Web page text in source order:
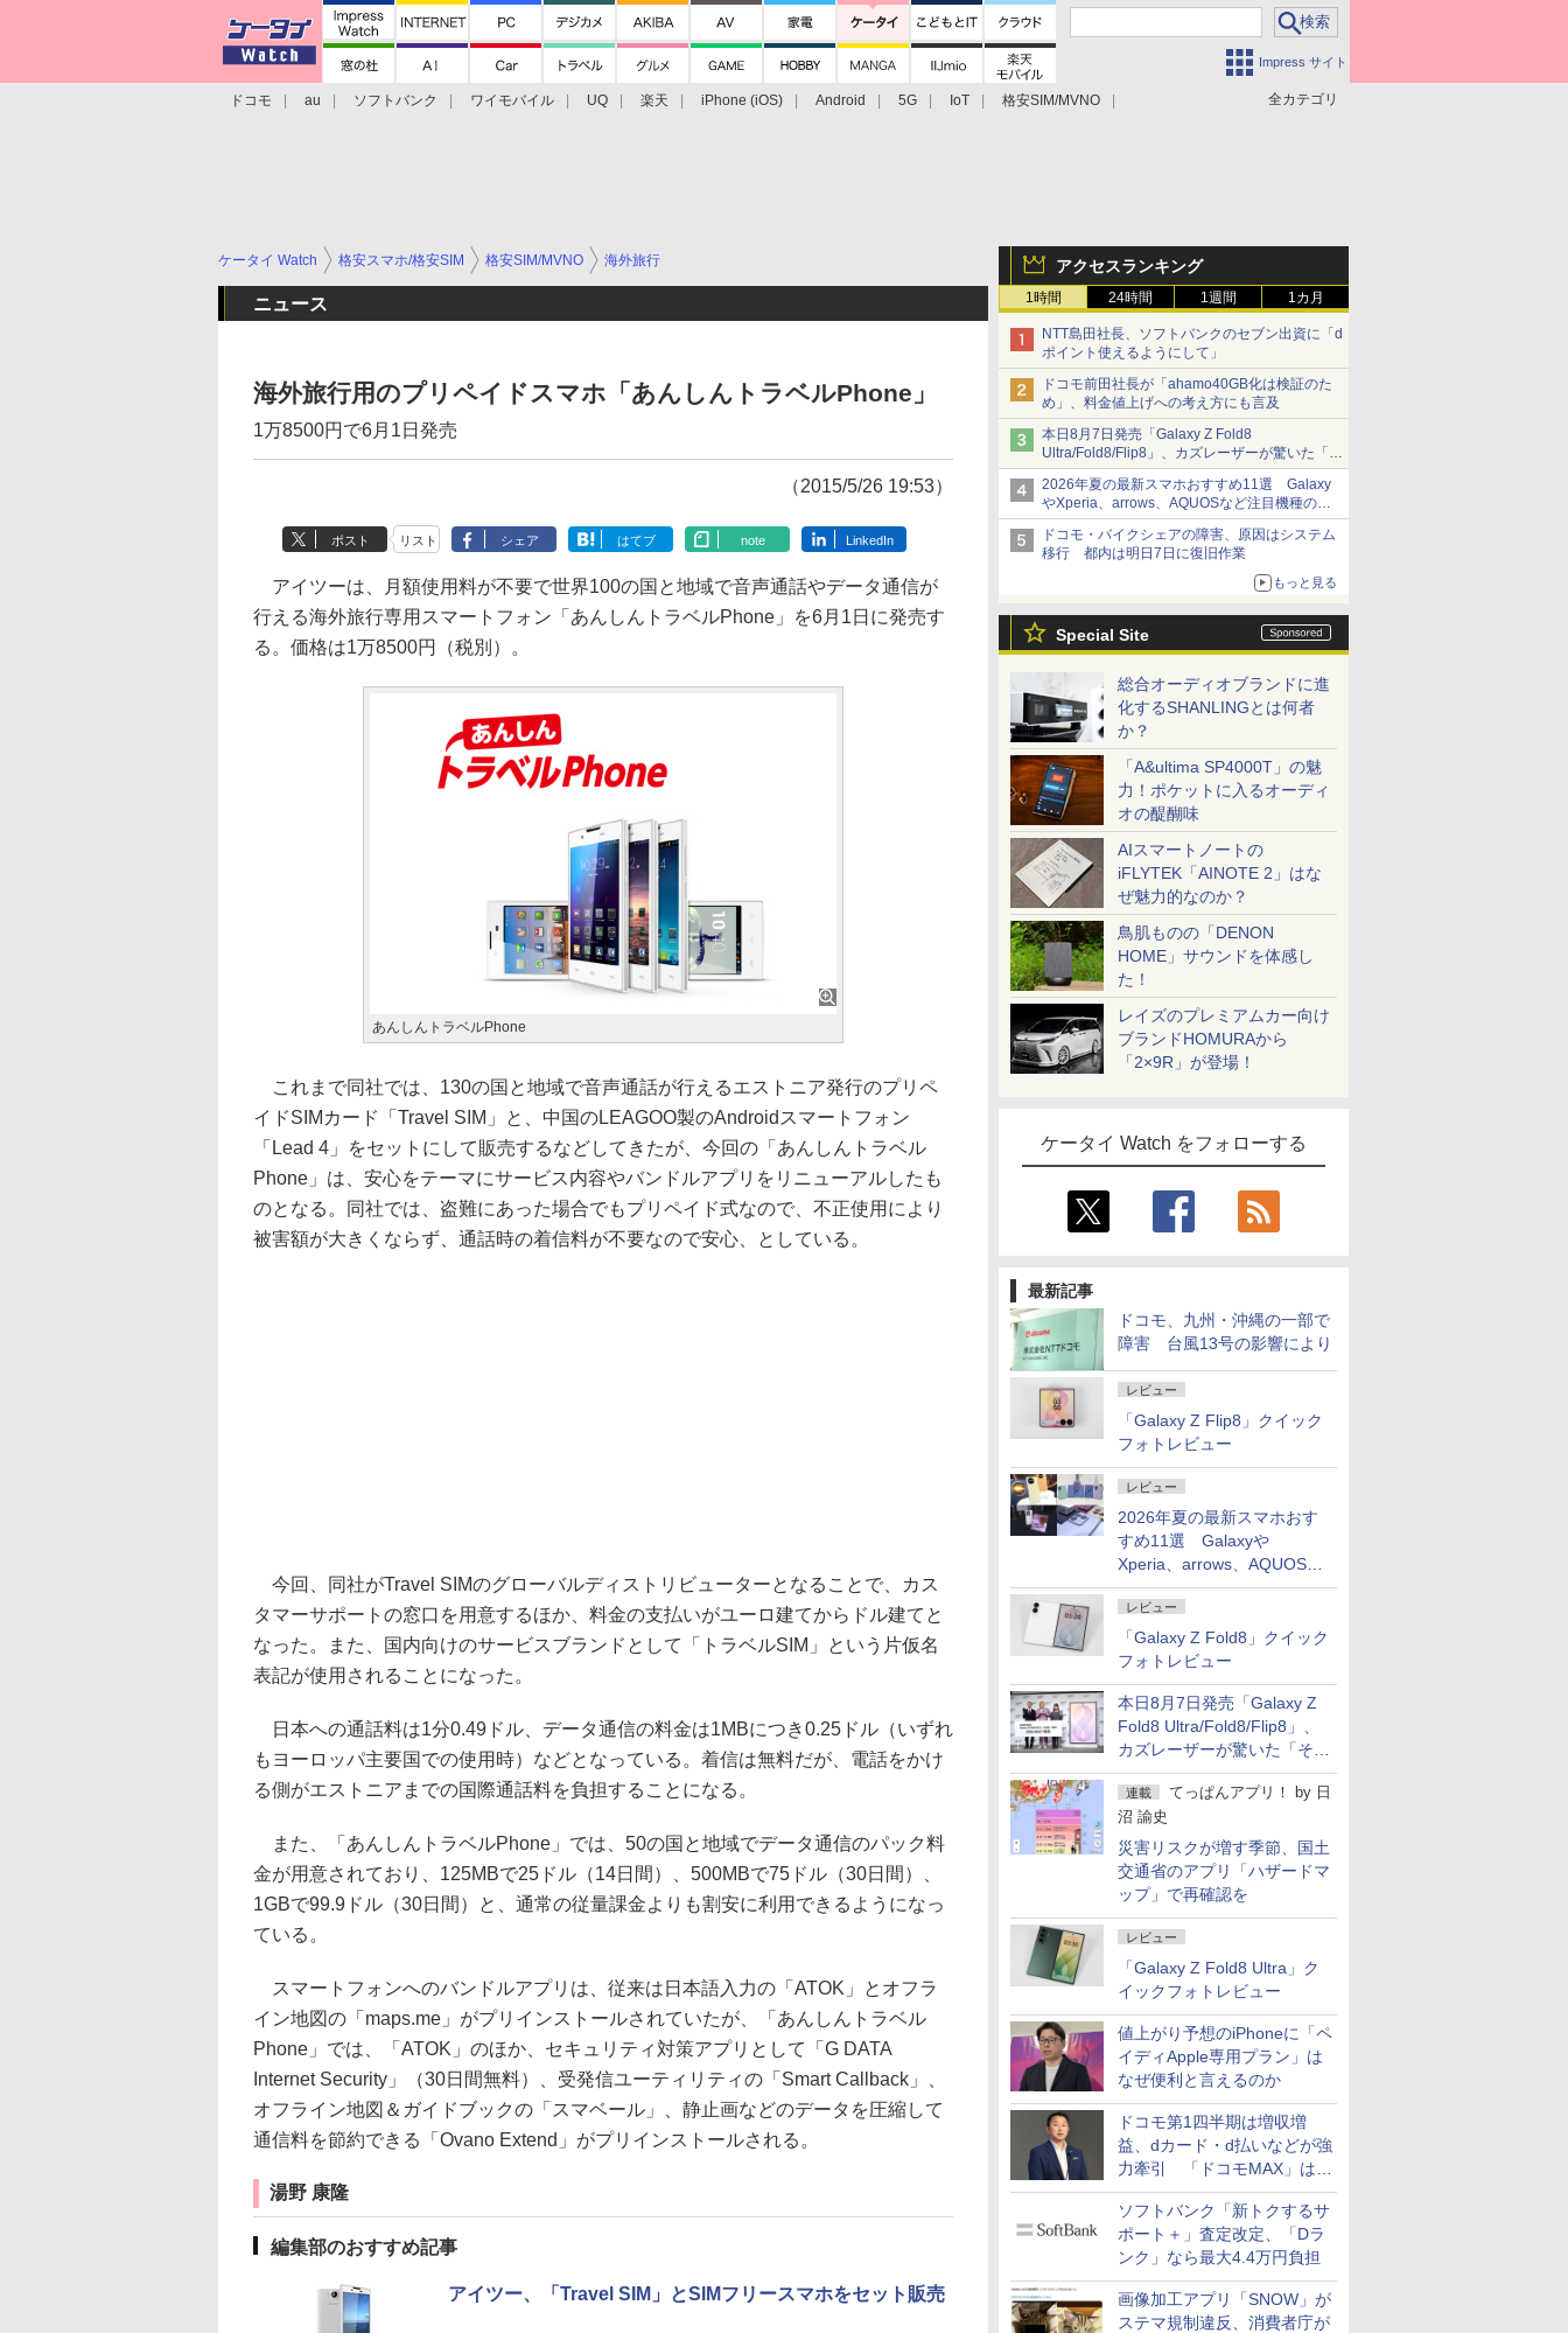
Impress サイト
全カテゴリ
ドコモ au ソフトバンク ワイモバイル UQ 楽天 iPhone (iOS) Android 5G IoT
格安SIM/MVNO
アクセスランキング
1時間 24時間 1週間 1カ月
NTT島田社長、ソフトバンクのセブン出資に「d
ポイント使えるようにして」
ドコモ前田社長が「ahamo40GB化は検証のた
め」、料金値上げへの考え方にも言及
本日8月7日発売「Galaxy Z Fold8
Ultra/Fold8/Flip8」、カズレーザーが驚いた「そ
ば屋のメニュー並みの薄さ」
2026年夏の最新スマホおすすめ11選 Galaxy
やXperia、arrows、AQUOSなど注目機種の特
徴は
ドコモ・バイクシェアの障害、原因はシステム
移行 都内は明日7日に復旧作業
もっと見る
Special Site
総合オーディオブランドに進
化するSHANLINGとは何者
か？
「A&ultima SP4000T」の魅
力！ポケットに入るオーディ
オの醍醐味
AIスマートノートの
iFLYTEK「AINOTE 2」はな
ぜ魅力的なのか？
鳥肌ものの「DENON
HOME」サウンドを体感し
た！
レイズのプレミアムカー向け
ブランドHOMURAから
「2×9R」が登場！
ケータイ Watch をフォローする
最新記事
ドコモ、九州・沖縄の一部で
障害 台風13号の影響により
レビュー
「Galaxy Z Flip8」クイック
フォトレビュー
レビュー
2026年夏の最新スマホおす
すめ11選 Galaxyや
Xperia、arrows、AQUOSな
ど注目機種の特徴は
レビュー
「Galaxy Z Fold8」クイック
フォトレビュー
本日8月7日発売「Galaxy Z
Fold8 Ultra/Fold8/Flip8」、
カズレーザーが驚いた「そば
屋のメニュー並みの薄さ」
連載 てっぱんアプリ！ by 日
沼 諭史
災害リスクが増す季節、国土
交通省のアプリ「ハザードマ
ップ」で再確認を
レビュー
「Galaxy Z Fold8 Ultra」ク
イックフォトレビュー
値上がり予想のiPhoneに「ペ
イディApple専用プラン」は
なぜ便利と言えるのか
ドコモ第1四半期は増収増
益、dカード・d払いなどが強
力牽引 「ドコモMAX」は
400万契約突破
ソフトバンク「新トクするサ
ポート＋」査定改定、「Dラ
ンク」なら最大4.4万円負担
画像加工アプリ「SNOW」が
ステマ規制違反、消費者庁が
ケータイ Watch 格安スマホ/格安SIM 格安SIM/MVNO 海外旅行
ニュース
海外旅行用のプリペイドスマホ「あんしんトラベルPhone」
1万8500円で6月1日発売
（2015/5/26 19:53）
ポスト リスト シェア はてブ note LinkedIn
アイツーは、月額使用料が不要で世界100の国と地域で音声通話やデータ通信が
行える海外旅行専用スマートフォン「あんしんトラベルPhone」を6月1日に発売す
る。価格は1万8500円（税別）。
あんしんトラベルPhone
これまで同社では、130の国と地域で音声通話が行えるエストニア発行のプリペ
イドSIMカード「Travel SIM」と、中国のLEAGOO製のAndroidスマートフォン
「Lead 4」をセットにして販売するなどしてきたが、今回の「あんしんトラベル
Phone」は、安心をテーマにサービス内容やバンドルアプリをリニューアルしたも
のとなる。同社では、盗難にあった場合でもプリペイド式なので、不正使用により
被害額が大きくならず、通話時の着信料が不要なので安心、としている。
今回、同社がTravel SIMのグローバルディストリビューターとなることで、カス
タマーサポートの窓口を用意するほか、料金の支払いがユーロ建てからドル建てと
なった。また、国内向けのサービスブランドとして「トラベルSIM」という片仮名
表記が使用されることになった。
日本への通話料は1分0.49ドル、データ通信の料金は1MBにつき0.25ドル（いずれ
もヨーロッパ主要国での使用時）などとなっている。着信は無料だが、電話をかけ
る側がエストニアまでの国際通話料を負担することになる。
また、「あんしんトラベルPhone」では、50の国と地域でデータ通信のパック料
金が用意されており、125MBで25ドル（14日間）、500MBで75ドル（30日間）、
1GBで99.9ドル（30日間）と、通常の従量課金よりも割安に利用できるようになっ
ている。
スマートフォンへのバンドルアプリは、従来は日本語入力の「ATOK」とオフラ
イン地図の「maps.me」がプリインストールされていたが、「あんしんトラベル
Phone」では、「ATOK」のほか、セキュリティ対策アプリとして「G DATA
Internet Security」（30日間無料）、受発信ユーティリティの「Smart Callback」、
オフライン地図＆ガイドブックの「スマベール」、静止画などのデータを圧縮して
通信料を節約できる「Ovano Extend」がプリインストールされる。
湯野 康隆
編集部のおすすめ記事
アイツー、「Travel SIM」とSIMフリースマホをセット販売